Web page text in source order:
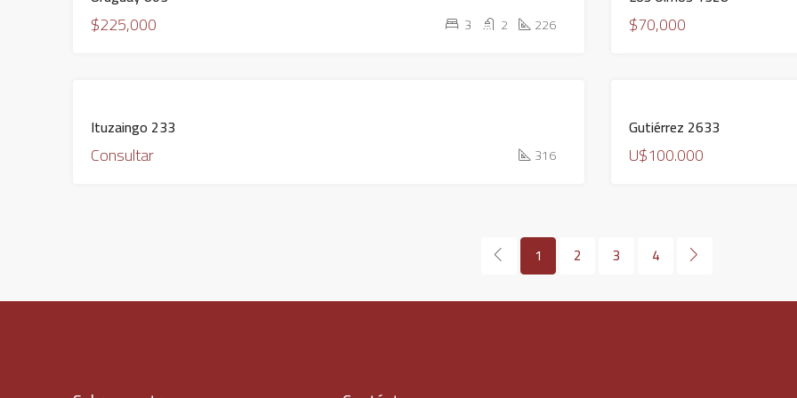
$225,000 3 2 226 $70,000
Ituzaingo 233
Consultar 316
Gutiérrez 2633
U$100.000
1 2 3 4